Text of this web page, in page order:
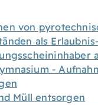
von
als
-
Müll entsorgen